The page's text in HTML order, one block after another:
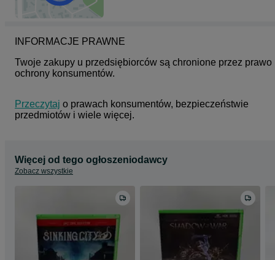
INFORMACJE PRAWNE
Twoje zakupy u przedsiębiorców są chronione przez prawo
ochrony konsumentów.
Przeczytaj o prawach konsumentów, bezpieczeństwie
przedmiotów i wiele więcej.
Więcej od tego ogłoszeniodawcy
Zobacz wszystkie